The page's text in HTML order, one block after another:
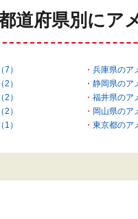
道府県別にア
）
兵庫県のア
）
静岡県のア
）
福井県のア
）
岡山県のア
）
東京都のア